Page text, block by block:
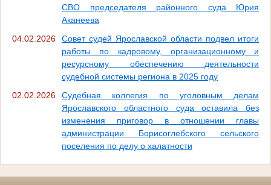
СВО председателя районного суда Юрия
Аканеева
04.02.2026
Совет судей Ярославской области подвел итоги
работы по кадровому, организационному и
ресурсному обеспечению деятельности
судебной системы региона в 2025 году
02.02.2026
Судебная коллегия по уголовным делам
Ярославского областного суда оставила без
изменения приговор в отношении главы
администрации Борисоглебского сельского
поселения по делу о халатности